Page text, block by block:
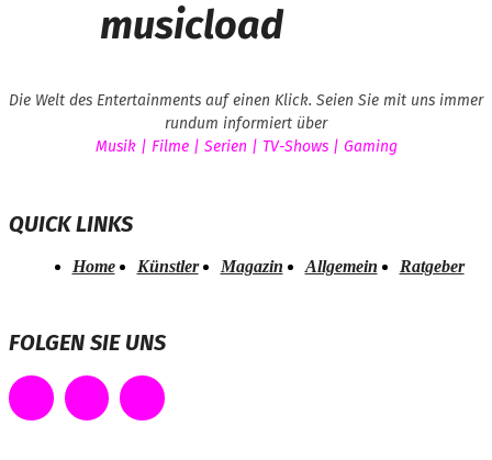
musicload
Die Welt des Entertainments auf einen Klick. Seien Sie mit uns immer
rundum informiert über
Musik | Filme | Serien | TV-Shows | Gaming
QUICK LINKS
Home Künstler Magazin Allgemein Ratgeber
FOLGEN SIE UNS